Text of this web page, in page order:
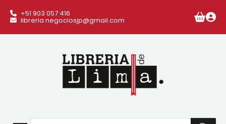
+51 903 057 416
libreria.negociosjp@gmail.com
Búsqueda